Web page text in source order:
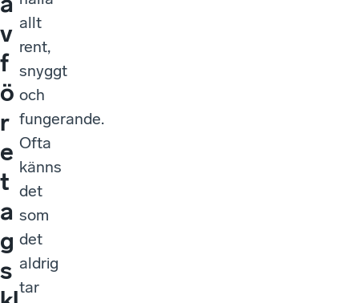
v
f
ö
r
e
t
a
g
s
allt
rent,
snyggt
och
fungerande.
Ofta
känns
det
som
det
aldrig
tar